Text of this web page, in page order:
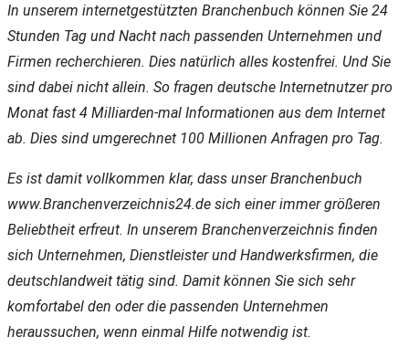
In unserem internetgestützten Branchenbuch können Sie 24
Stunden Tag und Nacht nach passenden Unternehmen und
Firmen recherchieren. Dies natürlich alles kostenfrei. Und Sie
sind dabei nicht allein. So fragen deutsche Internetnutzer pro
Monat fast 4 Milliarden-mal Informationen aus dem Internet
ab. Dies sind umgerechnet 100 Millionen Anfragen pro Tag.
Es ist damit vollkommen klar, dass unser Branchenbuch
www.Branchenverzeichnis24.de sich einer immer größeren
Beliebtheit erfreut. In unserem Branchenverzeichnis finden
sich Unternehmen, Dienstleister und Handwerksfirmen, die
deutschlandweit tätig sind. Damit können Sie sich sehr
komfortabel den oder die passenden Unternehmen
heraussuchen, wenn einmal Hilfe notwendig ist.